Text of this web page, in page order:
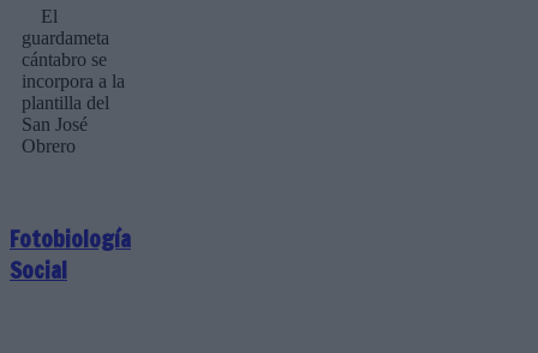
El
guardameta
cántabro se
incorpora a la
plantilla del
San José
Obrero
Fotobiología
Social